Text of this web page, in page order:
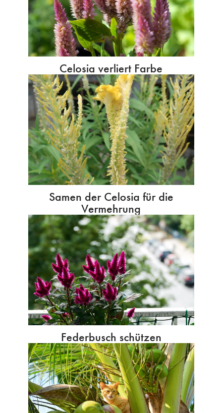
Celosia verliert Farbe
Samen der Celosia für die
Vermehrung
Federbusch schützen